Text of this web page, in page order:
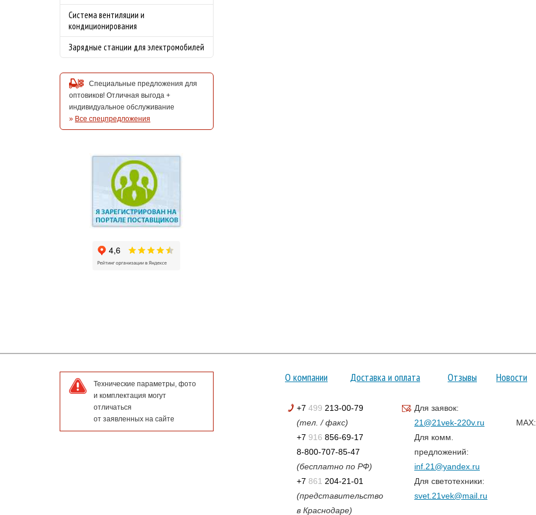
Система вентиляции и
кондиционирования
Зарядные станции для электромобилей
Специальные предложения для
оптовиков! Отличная выгода +
индивидуальное обслуживание
» Все спецпредложения
Технические параметры, фото
и комплектация могут
отличаться
от заявленных на сайте
О компании Доставка и оплата Отзывы Новости
+7 499 213-00-79
(тел. / факс)
+7 916 856-69-17
8-800-707-85-47
(бесплатно по РФ)
+7 861 204-21-01
(представительство
в Краснодаре)
Для заявок:
21@21vek-220v.ru
Для комм.
предложений:
inf.21@yandex.ru
Для светотехники:
svet.21vek@mail.ru
MAX: